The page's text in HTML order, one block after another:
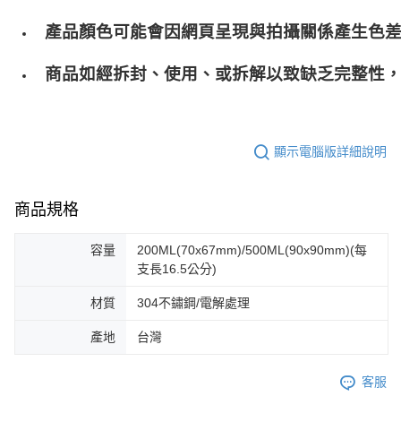
產品顏色可能會因網頁呈現與拍攝關係產生色
商品如經拆封、使用、或拆解以致缺乏完整性
顯示電腦版詳細說明
商品規格
容量
200ML(70x67mm)/500ML(90x90mm)(每
支長16.5公分)
材質 304不鏽鋼/電解處理
產地 台灣
客服